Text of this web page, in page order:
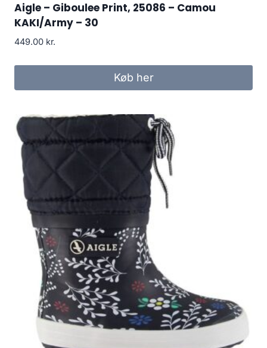
Aigle – Giboulee Print, 25086 – Camou
KAKI/Army – 30
449.00 kr.
Køb her